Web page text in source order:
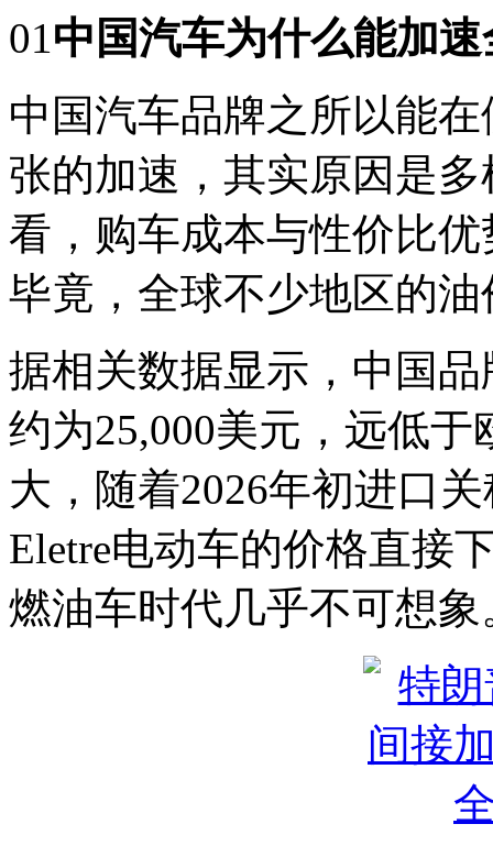
01中国汽车为什么能加
中国汽车品牌之所以能
张的加速，其实原因是
看，购车成本与性价比
毕竟，全球不少地区的
据相关数据显示，中国
约为25,000美元，远低
大，随着2026年初进口
Eletre电动车的价格直接
燃油车时代几乎不可想象